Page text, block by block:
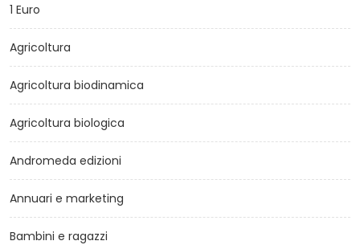
1 Euro
Agricoltura
Agricoltura biodinamica
Agricoltura biologica
Andromeda edizioni
Annuari e marketing
Bambini e ragazzi